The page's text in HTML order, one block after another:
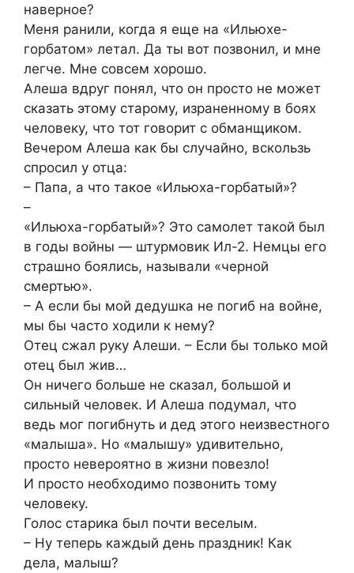
наверное?
Меня ранили, когда я еще на «Ильюхе-
горбатом» летал. Да ты вот позвонил, и мне
легче. Мне совсем хорошо.
Алеша вдруг понял, что он просто не может
сказать этому старому, израненному в боях
человеку, что тот говорит с обманщиком.
Вечером Алеша как бы случайно, вскользь
спросил у отца:
– Папа, а что такое «Ильюха-горбатый»?
–
«Ильюха-горбатый»? Это самолет такой был
в годы войны — штурмовик Ил-2. Немцы его
страшно боялись, называли «черной
смертью».
– А если бы мой дедушка не погиб на войне,
мы бы часто ходили к нему?
Отец сжал руку Алеши. – Если бы только мой
отец был жив…
Он ничего больше не сказал, большой и
сильный человек. И Алеша подумал, что
ведь мог погибнуть и дед этого неизвестного
«малыша». Но «малышу» удивительно,
просто невероятно в жизни повезло!
И просто необходимо позвонить тому
человеку.
Голос старика был почти веселым.
– Ну теперь каждый день праздник! Как
дела, малыш?